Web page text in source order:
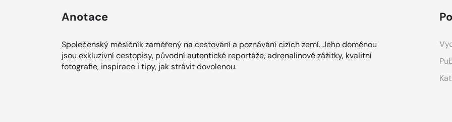
Anotace
Společenský měsíčník zaměřený na cestování a poznávání cizích zemí. Jeho doménou
jsou exkluzivní cestopisy, původní autentické reportáže, adrenalinové zážitky, kvalitní
fotografie, inspirace i tipy, jak strávit dovolenou.